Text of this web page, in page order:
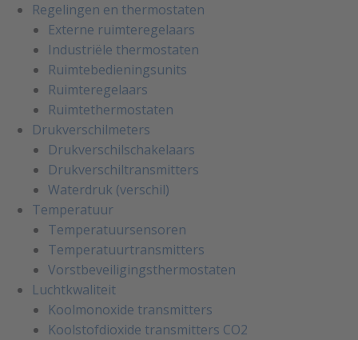
Regelingen en thermostaten
Externe ruimteregelaars
Industriële thermostaten
Ruimtebedieningsunits
Ruimteregelaars
Ruimtethermostaten
Drukverschilmeters
Drukverschilschakelaars
Drukverschiltransmitters
Waterdruk (verschil)
Temperatuur
Temperatuursensoren
Temperatuurtransmitters
Vorstbeveiligingsthermostaten
Luchtkwaliteit
Koolmonoxide transmitters
Koolstofdioxide transmitters CO2